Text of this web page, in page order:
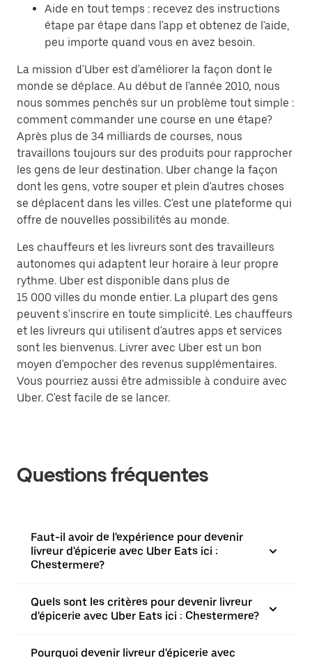
Aide en tout temps : recevez des instructions
étape par étape dans l'app et obtenez de l'aide,
peu importe quand vous en avez besoin.
La mission d'Uber est d'améliorer la façon dont le
monde se déplace. Au début de l'année 2010, nous
nous sommes penchés sur un problème tout simple :
comment commander une course en une étape?
Après plus de 34 milliards de courses, nous
travaillons toujours sur des produits pour rapprocher
les gens de leur destination. Uber change la façon
dont les gens, votre souper et plein d'autres choses
se déplacent dans les villes. C'est une plateforme qui
offre de nouvelles possibilités au monde.
Les chauffeurs et les livreurs sont des travailleurs
autonomes qui adaptent leur horaire à leur propre
rythme. Uber est disponible dans plus de
15 000 villes du monde entier. La plupart des gens
peuvent s'inscrire en toute simplicité. Les chauffeurs
et les livreurs qui utilisent d'autres apps et services
sont les bienvenus. Livrer avec Uber est un bon
moyen d'empocher des revenus supplémentaires.
Vous pourriez aussi être admissible à conduire avec
Uber. C'est facile de se lancer.
Questions fréquentes
Faut-il avoir de l'expérience pour devenir
livreur d'épicerie avec Uber Eats ici :
Chestermere?
Quels sont les critères pour devenir livreur
d'épicerie avec Uber Eats ici : Chestermere?
Pourquoi devenir livreur d'épicerie avec